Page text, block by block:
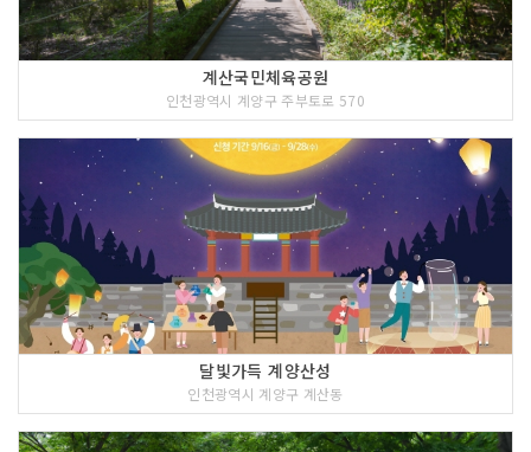
계산국민체육공원
인천광역시 계양구 주부토로 570
달빛가득 계양산성
인천광역시 계양구 계산동